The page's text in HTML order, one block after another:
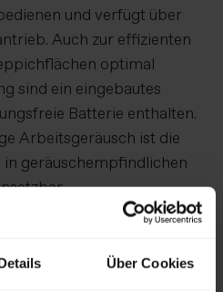
Über Cookies
und verfügt über
Auch zur effizienten
optimal
sind ein eingebautes
Batterie enthalten.
Arbeitsgeräusch ist die
in geräuschempfindlichen